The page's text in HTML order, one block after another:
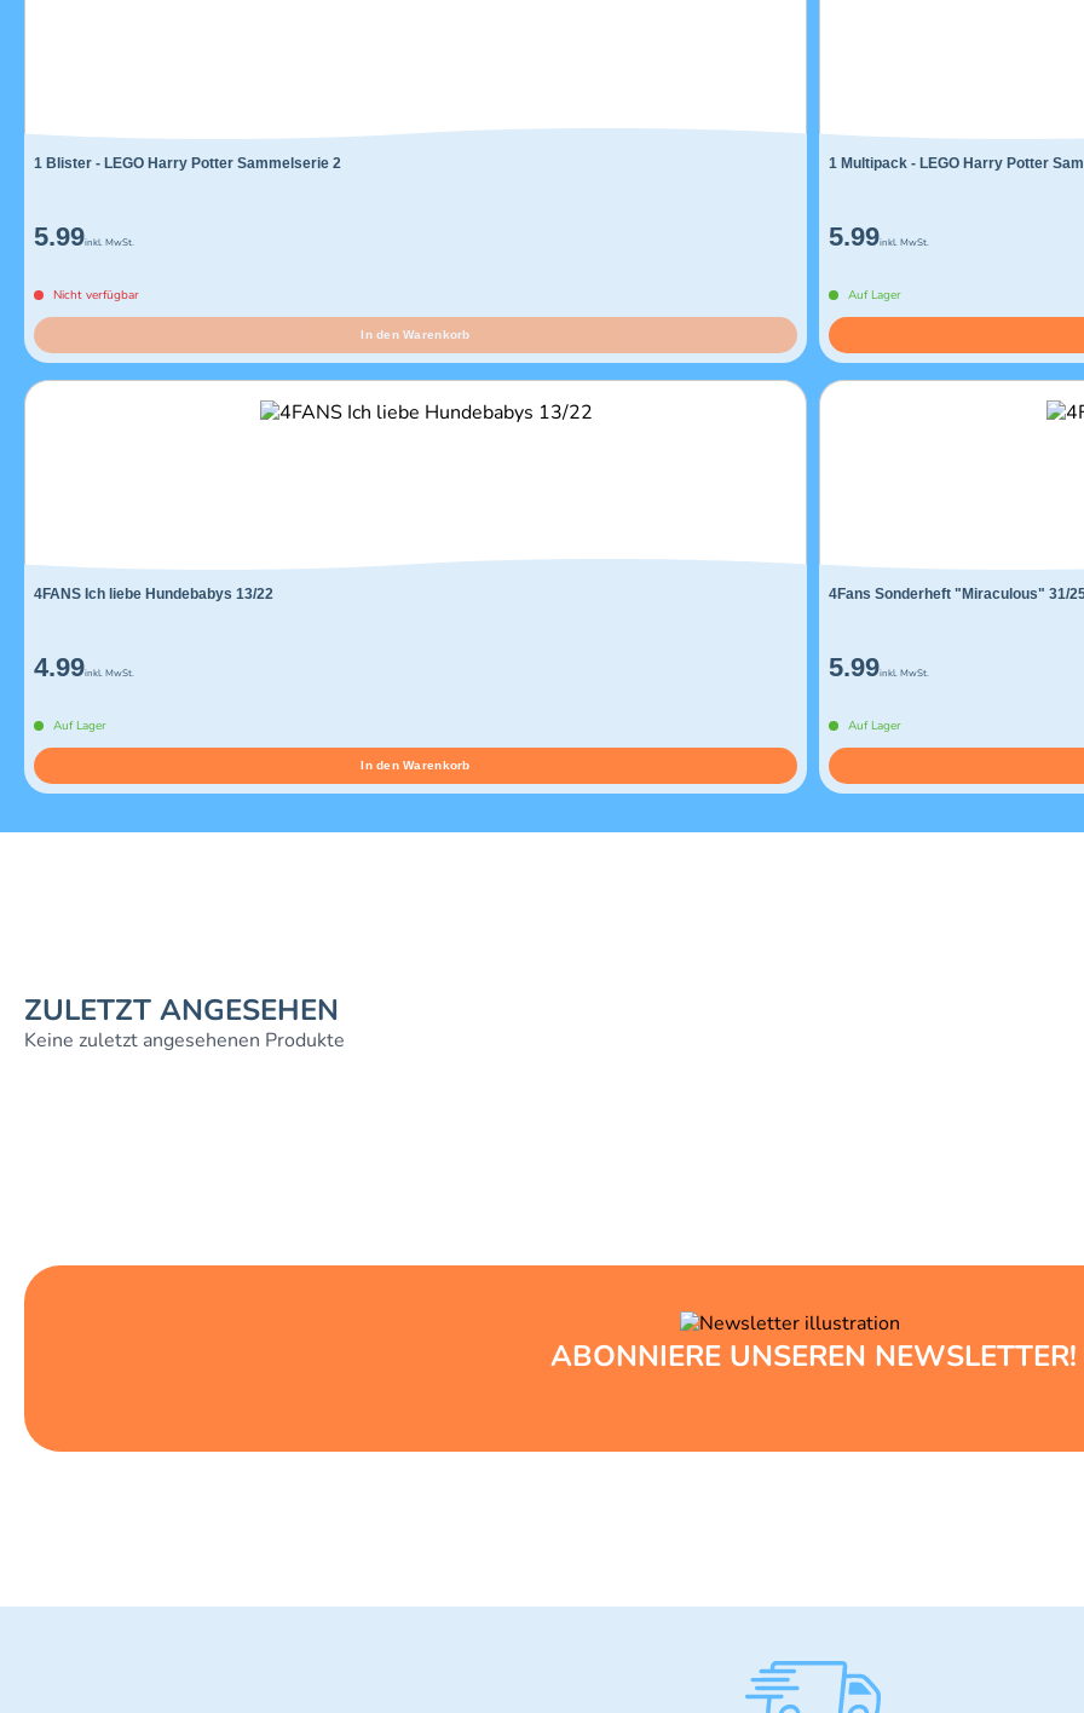
1 Blister - LEGO Harry Potter Sammelserie 2
5.99inkl. MwSt.
Nicht verfügbar
In den Warenkorb
1 Multipack - LEGO Harry Potter
5.99inkl. MwSt.
Auf Lager
4FANS Ich liebe Hundebabys 13/22
4.99inkl. MwSt.
Auf Lager
In den Warenkorb
4Fans Sonderheft "Miraculous" 31/
5.99inkl. MwSt.
Auf Lager
ZULETZT ANGESEHEN
Keine zuletzt angesehenen Produkte
ABONNIERE UNSEREN NEWSLETTER!